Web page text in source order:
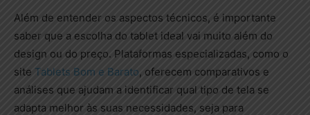
Além de entender os aspectos técnicos, é importante
saber que a escolha do tablet ideal vai muito além do
design ou do preço. Plataformas especializadas, como o
site Tablets Bom e Barato, oferecem comparativos e
análises que ajudam a identificar qual tipo de tela se
adapta melhor às suas necessidades, seja para